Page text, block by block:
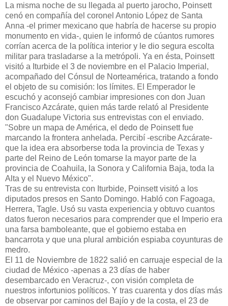
La misma noche de su llegada al puerto jarocho, Poinsett
cenó en compañía del coronel Antonio López de Santa
Anna -el primer mexicano que habría de hacerse su propio
monumento en vida-, quien le informó de cúantos rumores
corrían acerca de la política interior y le dio segura escolta
militar para trasladarse a la metrópoli. Ya en ésta, Poinsett
visitó a Iturbide el 3 de noviembre en el Palacio Imperial,
acompañado del Cónsul de Norteamérica, tratando a fondo
el objeto de su comisión: los límites. El Emperador le
escuchó y aconsejó cambiar impresiones con don Juan
Francisco Azcárate, quien más tarde relató al Presidente
don Guadalupe Victoria sus entrevistas con el enviado.
"Sobre un mapa de América, el dedo de Poinsett fue
marcando la frontera anhelada. Percibí -escribe Azcárate-
que la idea era absorberse toda la provincia de Texas y
parte del Reino de León tomarse la mayor parte de la
provincia de Coahuila, la Sonora y California Baja, toda la
Alta y el Nuevo México".
Tras de su entrevista con Iturbide, Poinsett visitó a los
diputados presos en Santo Domingo. Habló con Fagoaga,
Herrera, Tagle. Usó su vasta experiencia y obtuvo cuantos
datos fueron necesarios para comprender que el Imperio era
una farsa bamboleante, que el gobierno estaba en
bancarrota y que una plural ambición espiaba coyunturas de
medro.
El 11 de Noviembre de 1822 salió en carruaje especial de la
ciudad de México -apenas a 23 días de haber
desembarcado en Veracruz-, con visión completa de
nuestros infortunios políticos. Y tras cuarenta y dos días más
de observar por caminos del Bajío y de la costa, el 23 de